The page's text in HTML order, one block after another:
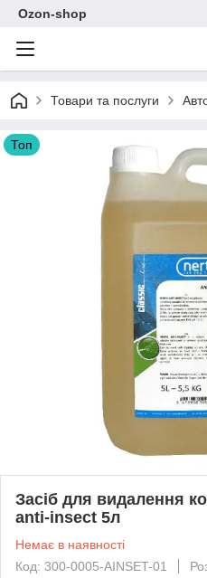
Ozon-shop
Товари та послуги
Топ
Засіб для видалення
anti-insect 5л
Немає в наявності
Код: 300-0005-AINSET-01